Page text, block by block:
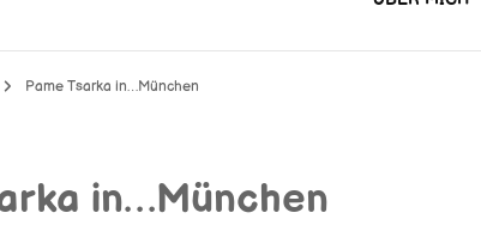
Pame Tsarka in…München
in…München